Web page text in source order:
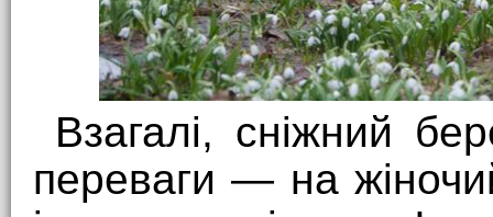
Взагалі, сніжний
переваги — на